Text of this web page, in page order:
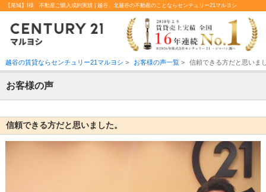
【尾城】I様 不動産ご購入成約実績 | 越谷、北越谷の不動産のことならセンチュリー21マルヨシ
越谷の賃貸ならセンチュリー21マルヨシ > お客様の声一覧> 信頼できる方だと思いま
お客様の声
信頼できる方だと思いました。